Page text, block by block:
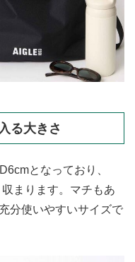
る大きさ
となっており、
まります。マチもあ
分使いやすいサイズで